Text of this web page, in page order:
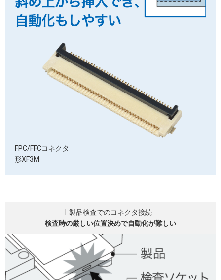
［ 製品検査でのコネクタ接続 ］
検査時の厳しい位置決めで自動化が難しい
FPC/FFCコネクタ
形XF3M